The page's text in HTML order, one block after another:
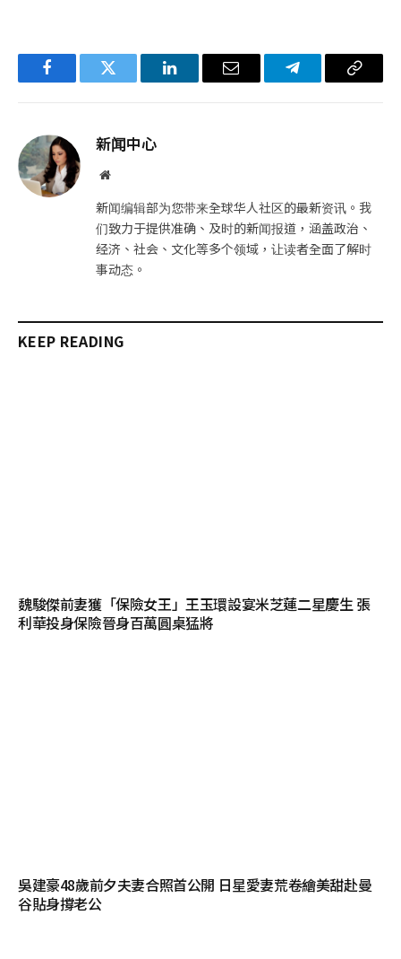
FacebookTwitter LinkedIn电
Telegram复
新闻中心
网
新闻编辑部为您带来全球华人社区的最新资讯。我
们致力于提供准确、及时的新闻报道，涵盖政治、
经济、社会、文化等多个领域，让读者全面了解时
事动态。
KEEP READING
魏駿傑前妻獲「保險女王」王玉環設宴米芝蓮二星慶生 張
利華投身保險晉身百萬圓桌猛將
吳建豪48歲前夕夫妻合照首公開 日星愛妻荒卷繪美甜赴曼
谷貼身撐老公